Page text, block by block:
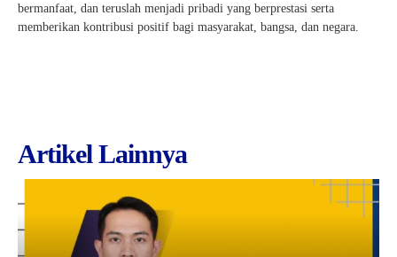
bermanfaat, dan teruslah menjadi pribadi yang berprestasi serta
memberikan kontribusi positif bagi masyarakat, bangsa, dan negara.
Artikel Lainnya